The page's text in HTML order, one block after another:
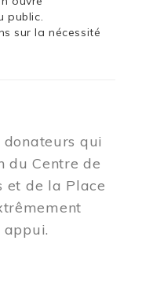
public.
sur la nécessité
qui
du Centre de
et de la Place
appui.